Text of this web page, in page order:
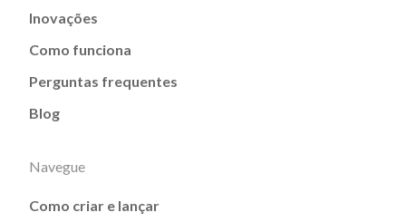
Inovações
Como funciona
Perguntas frequentes
Blog
Navegue
Como criar e lançar